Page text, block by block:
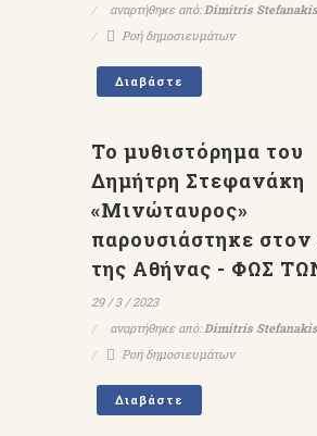
αναρτήθηκε από:Dimitris Stefanakis
Ροή δημοσιευμάτων
Διαβάστε
Το μυθιστόρημα του
Δημήτρη Στεφανάκη
«Μινώταυρος»
παρουσιάστηκε στον
της Αθήνας - ΦΩΣ
29 / 3 / 2023
αναρτήθηκε από:Dimitris Stefanakis
Ροή δημοσιευμάτων
Διαβάστε